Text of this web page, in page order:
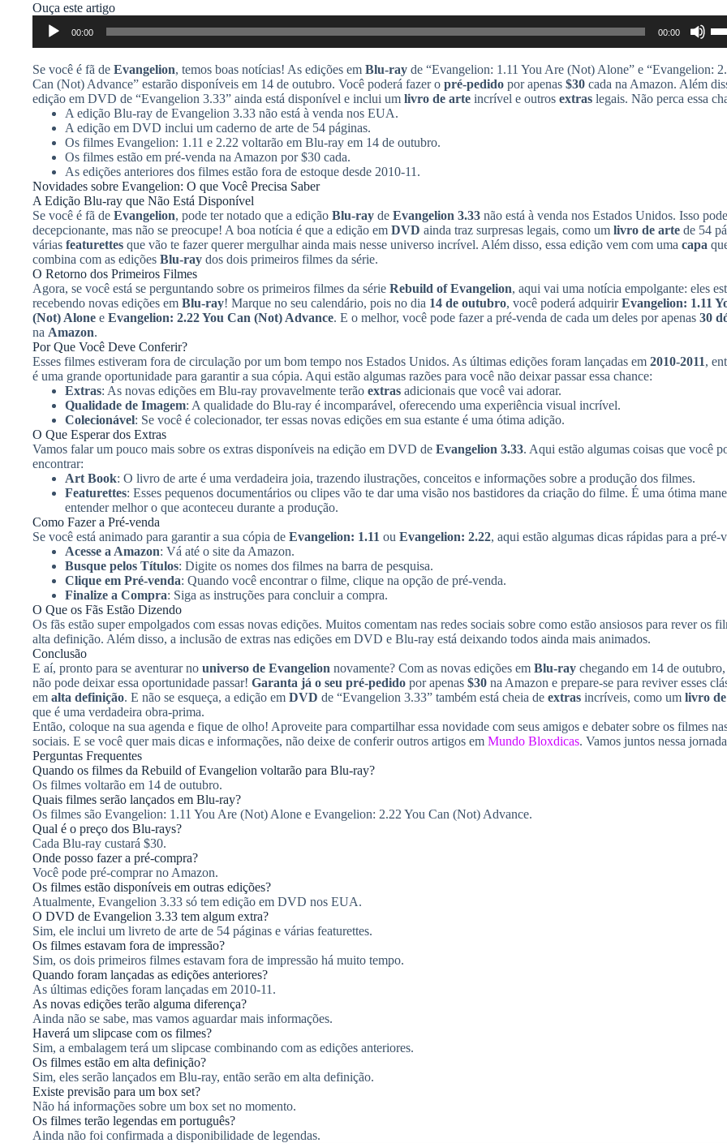
Ouça este artigo
Tocador
áudio
00:00 00:00
as
ou
Se você é fã de Evangelion, temos boas notícias! As edições em Blu-ray de “Evangelion: 1.11 You Are (Not) Alone” e “Evangelion:
Can (Not) Advance” estarão disponíveis em 14 de outubro. Você poderá fazer o pré-pedido por apenas $30 cada na Amazon. Além
edição em DVD de “Evangelion 3.33” ainda está disponível e inclui um livro de arte incrível e outros extras legais. Não perca essa
A edição Blu-ray de Evangelion 3.33 não está à venda nos EUA.
A edição em DVD inclui um caderno de arte de 54 páginas.
Os filmes Evangelion: 1.11 e 2.22 voltarão em Blu-ray em 14 de outubro.
Os filmes estão em pré-venda na Amazon por $30 cada.
As edições anteriores dos filmes estão fora de estoque desde 2010-11.
Novidades sobre Evangelion: O que Você Precisa Saber
A Edição Blu-ray que Não Está Disponível
Se você é fã de Evangelion, pode ter notado que a edição Blu-ray de Evangelion 3.33 não está à venda nos Estados Unidos. Isso
decepcionante, mas não se preocupe! A boa notícia é que a edição em DVD ainda traz surpresas legais, como um livro de arte de 54
várias featurettes que vão te fazer querer mergulhar ainda mais nesse universo incrível. Além disso, essa edição vem com uma capa
combina com as edições Blu-ray dos dois primeiros filmes da série.
O Retorno dos Primeiros Filmes
Agora, se você está se perguntando sobre os primeiros filmes da série Rebuild of Evangelion, aqui vai uma notícia empolgante: eles
recebendo novas edições em Blu-ray! Marque no seu calendário, pois no dia 14 de outubro, você poderá adquirirEvangelion: 1.11
(Not) Alone e Evangelion: 2.22 You Can (Not) Advance. E o melhor, você pode fazer a pré-venda de cada um deles por apenas 30
na Amazon.
Por Que Você Deve Conferir?
Esses filmes estiveram fora de circulação por um bom tempo nos Estados Unidos. As últimas edições foram lançadas em 2010-2011,
é uma grande oportunidade para garantir a sua cópia. Aqui estão algumas razões para você não deixar passar essa chance:
Extras: As novas edições em Blu-ray provavelmente terão extras adicionais que você vai adorar.
Qualidade de Imagem: A qualidade do Blu-ray é incomparável, oferecendo uma experiência visual incrível.
Colecionável: Se você é colecionador, ter essas novas edições em sua estante é uma ótima adição.
O Que Esperar dos Extras
Vamos falar um pouco mais sobre os extras disponíveis na edição em DVD de Evangelion 3.33. Aqui estão algumas coisas que você
encontrar:
Art Book: O livro de arte é uma verdadeira joia, trazendo ilustrações, conceitos e informações sobre a produção dos filmes.
Featurettes: Esses pequenos documentários ou clipes vão te dar uma visão nos bastidores da criação do filme. É uma ótima
entender melhor o que aconteceu durante a produção.
Como Fazer a Pré-venda
Se você está animado para garantir a sua cópia de Evangelion: 1.11 ou Evangelion: 2.22, aqui estão algumas dicas rápidas para a pré-
Acesse a Amazon: Vá até o site da Amazon.
Busque pelos Títulos: Digite os nomes dos filmes na barra de pesquisa.
Clique em Pré-venda: Quando você encontrar o filme, clique na opção de pré-venda.
Finalize a Compra: Siga as instruções para concluir a compra.
O Que os Fãs Estão Dizendo
Os fãs estão super empolgados com essas novas edições. Muitos comentam nas redes sociais sobre como estão ansiosos para rever os
alta definição. Além disso, a inclusão de extras nas edições em DVD e Blu-ray está deixando todos ainda mais animados.
Conclusão
E aí, pronto para se aventurar no universo de Evangelion novamente? Com as novas edições em Blu-ray chegando em 14 de
não pode deixar essa oportunidade passar! Garanta já o seu pré-pedido por apenas $30 na Amazon e prepare-se para reviver esses
em alta definição. E não se esqueça, a edição em DVD de “Evangelion 3.33” também está cheia de extras incríveis, como um livro
que é uma verdadeira obra-prima.
Então, coloque na sua agenda e fique de olho! Aproveite para compartilhar essa novidade com seus amigos e debater sobre os filmes
sociais. E se você quer mais dicas e informações, não deixe de conferir outros artigos em Mundo Bloxdicas. Vamos juntos nessa
Perguntas Frequentes
Quando os filmes da Rebuild of Evangelion voltarão para Blu-ray?
Os filmes voltarão em 14 de outubro.
Quais filmes serão lançados em Blu-ray?
Os filmes são Evangelion: 1.11 You Are (Not) Alone e Evangelion: 2.22 You Can (Not) Advance.
Qual é o preço dos Blu-rays?
Cada Blu-ray custará $30.
Onde posso fazer a pré-compra?
Você pode pré-comprar no Amazon.
Os filmes estão disponíveis em outras edições?
Atualmente, Evangelion 3.33 só tem edição em DVD nos EUA.
O DVD de Evangelion 3.33 tem algum extra?
Sim, ele inclui um livreto de arte de 54 páginas e várias featurettes.
Os filmes estavam fora de impressão?
Sim, os dois primeiros filmes estavam fora de impressão há muito tempo.
Quando foram lançadas as edições anteriores?
As últimas edições foram lançadas em 2010-11.
As novas edições terão alguma diferença?
Ainda não se sabe, mas vamos aguardar mais informações.
Haverá um slipcase com os filmes?
Sim, a embalagem terá um slipcase combinando com as edições anteriores.
Os filmes estão em alta definição?
Sim, eles serão lançados em Blu-ray, então serão em alta definição.
Existe previsão para um box set?
Não há informações sobre um box set no momento.
Os filmes terão legendas em português?
Ainda não foi confirmada a disponibilidade de legendas.